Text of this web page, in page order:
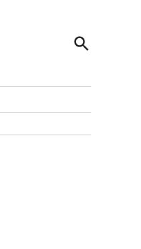
Open
Search